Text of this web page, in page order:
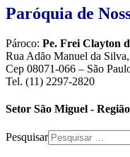
Paróquia de
Pároco: Pe. Frei Clayton
Rua Adão Manuel da
Cep 08071-066 – São
Tel. (11) 2297-2820
Setor São Miguel -
Pesquisar